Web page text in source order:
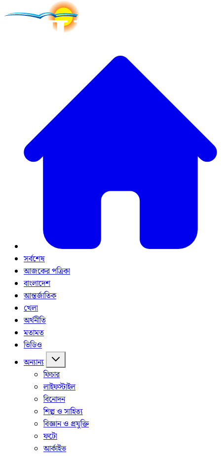
সর্বশেষ
আজকের পত্রিকা
বাংলাদেশ
আন্তর্জাতিক
খেলা
অর্থনীতি
মতামত
ভিডিও
অন্যান্য
ফিচার
লাইফস্টাইল
বিনোদন
শিল্প ও সাহিত্য
বিজ্ঞান ও প্রযুক্তি
ফটো
আর্কাইভ